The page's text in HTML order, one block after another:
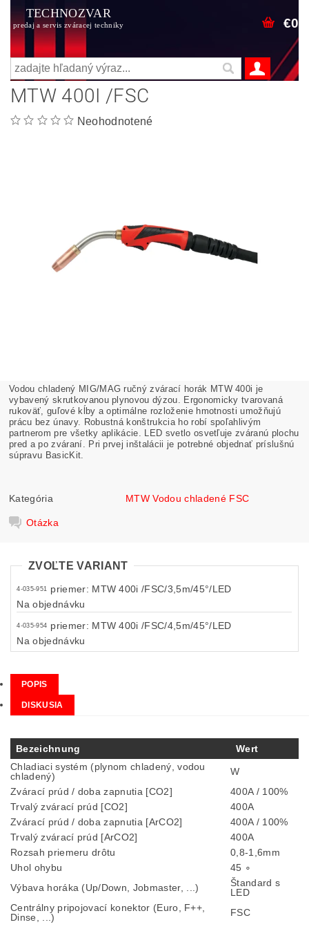
TECHNOZVAR
predaj a servis zváracej techniky €0
MTW 400I /FSC
Neohodnotené
Vodou chladený MIG/MAG ručný zvárací horák MTW 400i je
vybavený skrutkovanou plynovou dýzou. Ergonomicky tvarovaná
rukoväť, guľové kĺby a optimálne rozloženie hmotnosti umožňujú
prácu bez únavy. Robustná konštrukcia ho robí spoľahlivým
partnerom pre všetky aplikácie. LED svetlo osvetľuje zváranú plochu
pred a po zváraní. Pri prvej inštalácii je potrebné objednať príslušnú
súpravu BasicKit.
Kategória MTW Vodou chladené FSC
Otázka
ZVOĽTE VARIANT
4-035-951
priemer: MTW 400i /FSC/3,5m/45°/LED
Na objednávku
4-035-954 priemer: MTW 400i /FSC/4,5m/45°/LED
Na objednávku
POPIS
DISKUSIA
Bezeichnung
Wert
Chladiaci systém (plynom chladený, vodou
chladený)
W
Zvárací prúd / doba zapnutia [CO2]
400A / 100%
Trvalý zvárací prúd [CO2]
400A
Zvárací prúd / doba zapnutia [ArCO2]
400A / 100%
Trvalý zvárací prúd [ArCO2]
400A
Rozsah priemeru drôtu
0,8-1,6mm
Uhol ohybu
45 ∘
Výbava horáka (Up/Down, Jobmaster, ...)
Štandard s
LED
Centrálny pripojovací konektor (Euro, F++,
Dinse, ...)
FSC